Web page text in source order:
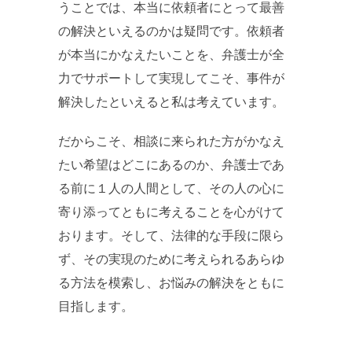
うことでは、本当に依頼者にとって最善
の解決といえるのかは疑問です。依頼者
が本当にかなえたいことを、弁護士が全
力でサポートして実現してこそ、事件が
解決したといえると私は考えています。
だからこそ、相談に来られた方がかなえ
たい希望はどこにあるのか、弁護士であ
る前に１人の人間として、その人の心に
寄り添ってともに考えることを心がけて
おります。そして、法律的な手段に限ら
ず、その実現のために考えられるあらゆ
る方法を模索し、お悩みの解決をともに
目指します。